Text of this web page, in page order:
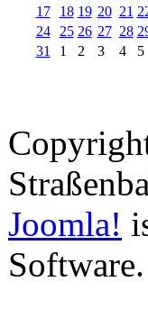
17
18 19 20 21
24
25 26 27 28
31
1 2 3 4 5
Joomla!
Software.